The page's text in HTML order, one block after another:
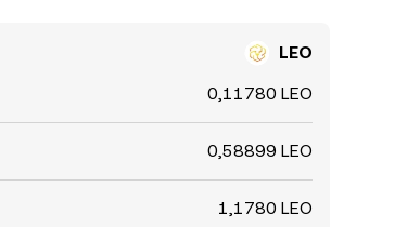
LEO
0,11780 LEO
0,58899 LEO
1,1780 LEO